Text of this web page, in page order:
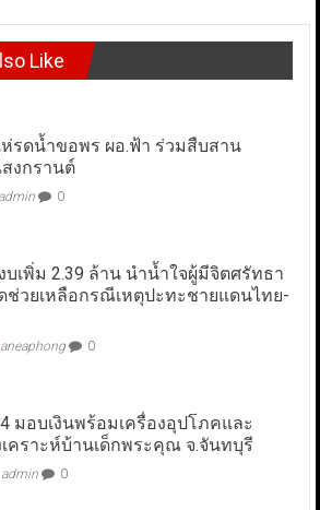
Like
ดน้ำขอพร ผอ.ฟ้า ร่วมสืบสาน
งกรานต์
admin 0
บเพิ่ม 2.39 ล้าน นำน้ำใจผู้มีจิตศรัทธา
ช่วยเหลือกรณีเหตุปะทะชายแดนไทย-
aneaphong 0
มอบเงินพร้อมเครื่องอุปโภคและ
คราะห์บ้านเด็กพระคุณ จ.จันทบุรี
admin 0